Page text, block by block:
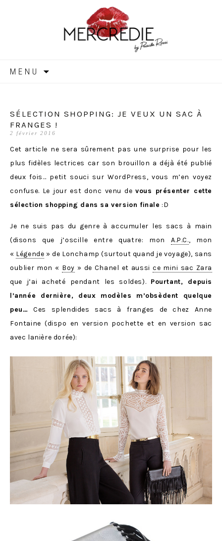
MERCREDIE
MENU
SÉLECTION SHOPPING: JE VEUX UN SAC À
FRANGES !
2 février 2016
Cet article ne sera sûrement pas une surprise pour les
plus fidèles lectrices car son brouillon a déjà été publié
deux fois… petit souci sur WordPress, vous m’en voyez
confuse. Le jour est donc venu devous présenter cette
sélection shopping dans sa version finale :D
Je ne suis pas du genre à accumuler les sacs à main
(disons que j’oscille entre quatre: monA.P.C., mon
« Légende » de Lonchamp (surtout quand je voyage), sans
oublier mon « Boy » de Chanel et aussi ce mini sac Zara
que j’ai acheté pendant les soldes). Pourtant, depuis
l’année dernière, deux modèles m’obsèdent quelque
peu… Ces splendides sacs à franges de chez Anne
Fontaine (dispo en version pochette et en version sac
avec lanière dorée):